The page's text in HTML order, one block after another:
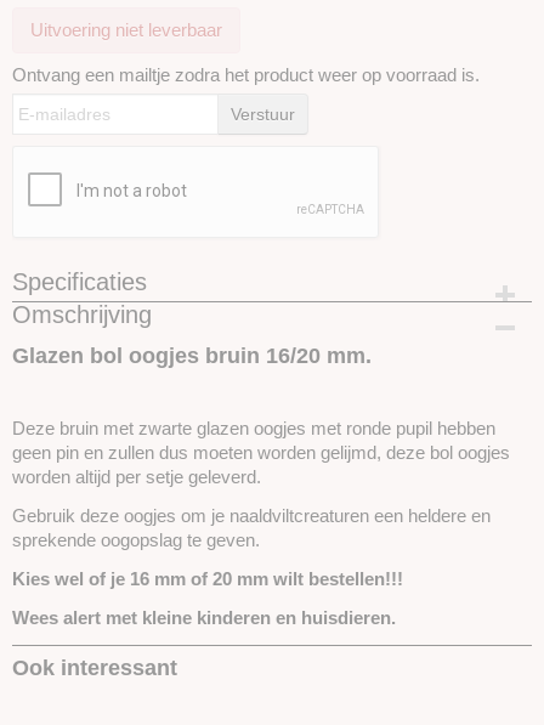
Uitvoering niet leverbaar
Ontvang een mailtje zodra het product weer op voorraad is.
Verstuur
Specificaties
Productcode
Omschrijving
Glazen bol oogjes bruin 16/20 mm.
Deze bruin met zwarte glazen oogjes met ronde pupil hebben
geen pin en zullen dus moeten worden gelijmd, deze bol oogjes
worden altijd per setje geleverd.
Gebruik deze oogjes om je naaldviltcreaturen een heldere en
sprekende oogopslag te geven.
Kies wel of je 16 mm of 20 mm wilt bestellen!!!
Wees alert met kleine kinderen en huisdieren.
Ook interessant